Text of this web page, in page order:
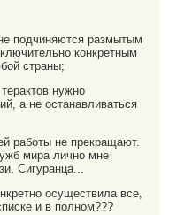
подчиняются размытым
конкретным
страны;
нужно
а не останавливаться
работы не прекращают.
мира лично мне
Сигуранца...
осуществила все,
и в полном???